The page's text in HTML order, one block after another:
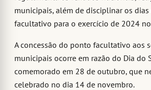
municipais, além de disciplinar os
facultativo para o exercício de 2024
A concessão do ponto facultativo aos
municipais ocorre em razão do Dia do
comemorado em 28 de outubro, que
celebrado no dia 14 de novembro.